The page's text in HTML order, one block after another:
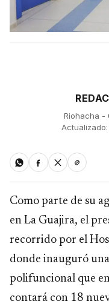
Riohacha -
Como parte de su
en La Guajira, el
recorrido por el
donde inauguró
polifuncional que
contará con 18